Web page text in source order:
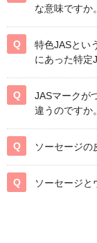
な意味ですか。
特色JASとい
にあった特定
JASマークが
違うのですか。
ソーセージの
ソーセージと